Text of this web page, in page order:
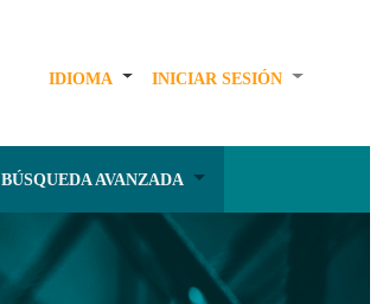
IDIOMA INICIAR SESIÓN
BÚSQUEDA AVANZADA